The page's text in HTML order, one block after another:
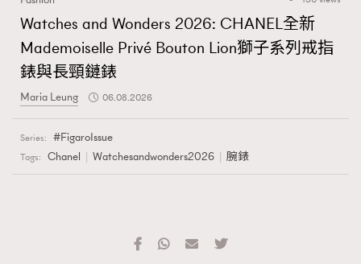
Watches and Wonders 2026: CHANEL全新
Mademoiselle Privé Bouton Lion獅子系列戒指
錶與長頸鏈錶
Maria Leung 06.08.2026
Series: FigaroIssue
Tags: Chanel Watchesandwonders2026 腕錶